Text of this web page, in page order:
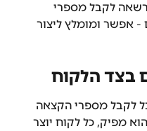
לקבל מספרי
אפשר ומומלץ ליצור
בצד הלקוח
לקבל מספרי הקצאה
מפיק, כל לקוח יוצר